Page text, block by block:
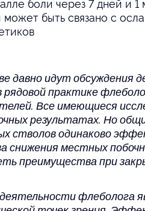
боли через 7 дней и
быть связано с
давно идут обсуждения
рядовой практике
Все имеющиеся
результатах. Но
стволов одинаково
снижения местных
преимущества при
флеболога